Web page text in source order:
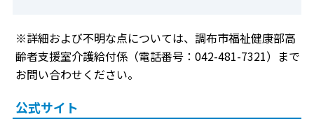
※詳細および不明な点については、調布市福祉健康部高
齢者支援室介護給付係（電話番号：042-481-7321）まで
お問い合わせください。
公式サイト